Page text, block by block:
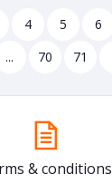
4 5 6
... 70 71
& conditions